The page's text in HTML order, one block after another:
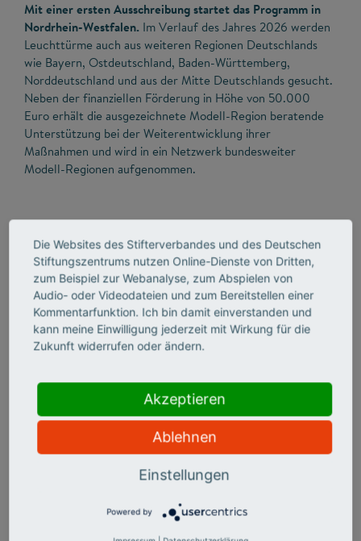
Mit einer ersten Ausschreibung startet das Programm in
Nordrhein-Westfalen. Im Verlauf des Jahres 2026 werden
Leuchttürme auch aus weiteren Regionen Deutschlands
wie Bayern, Ostdeutschland, Baden-Württemberg,
Norddeutschland und aus der Mitte Deutschlands gesucht.
Neben der finanziellen Förderung in Höhe von 50.000
Euro erhält die ausgezeichnete Modell-Region beratende
Unterstützung bei der Weiterentwicklung ihrer
Maßnahmen und wird in ein Netzwerk bundesweiter
Modell-Regionen aufgenommen.
Detaillierte Informationen zum
Förderprogramm "Leuchttürme
MINTernational"
Die Websites des Stifterverbandes und des Deutschen
Stiftungszentrums nutzen Online-Dienste von Dritten,
zum Beispiel zur Webanalyse, zum Abspielen von
Audio- oder Videodateien und zum Bereitstellen einer
Kommentarfunktion. Ich bin damit einverstanden und
kann meine Einwilligung jederzeit mit Wirkung für die
Zukunft widerrufen oder ändern.
Akzeptieren
Ablehnen
Einstellungen
Powered by